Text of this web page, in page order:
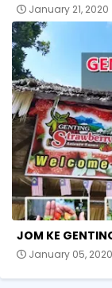
January 21, 2020
JOM KE
January 05, 2020